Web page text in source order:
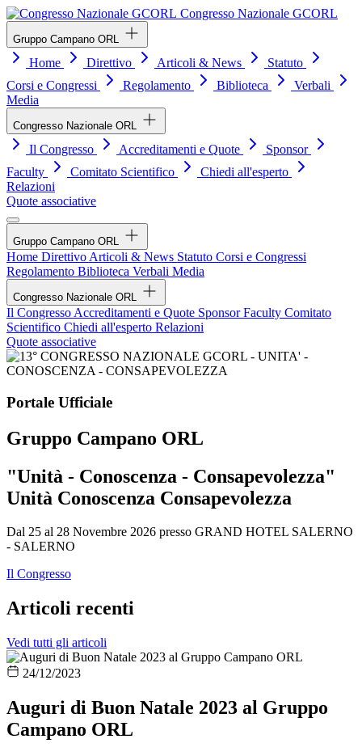
Congresso Nazionale GCORL
Gruppo Campano ORL
Home Direttivo Articoli & News
Statuto
Corsi e Congressi
Regolamento Biblioteca
Verbali
Media
Congresso Nazionale ORL
Il Congresso Accreditamenti e Quote
Sponsor
Faculty
Comitato Scientifico
Chiedi all'esperto
Relazioni
Quote associative
Gruppo Campano ORL
Home Direttivo Articoli & News Statuto Corsi e Congressi
Regolamento Biblioteca Verbali Media
Congresso Nazionale ORL
Il Congresso Accreditamenti e Quote SponsorFaculty Comitato
Scientifico Chiedi all'esperto Relazioni
Quote associative
Portale Ufficiale
Gruppo Campano ORL
"Unità - Conoscenza - Consapevolezza"
Unità Conoscenza Consapevolezza
Dal 25 al 28 Novembre 2026 presso GRAND HOTEL SALERNO
- SALERNO
Il Congresso
Articoli recenti
Vedi tutti gli articoli
24/12/2023
Auguri di Buon Natale 2023 al Gruppo
Campano ORL